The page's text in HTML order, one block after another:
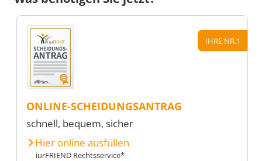
IHRE NR.1
ONLINE-SCHEIDUNGSANTRAG
schnell, bequem, sicher
Hier online ausfüllen
iurFRIEND Rechtsservice*